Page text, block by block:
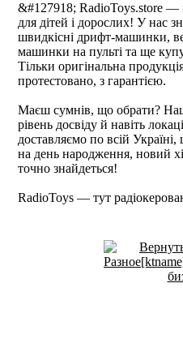
&#127918; RadioToys.store —
для дітей і дорослих! У нас
швидкісні дрифт-машинки,
машинки на пульті та ще
Тільки оригінальна
протестовано, з гарантією.
Маєш сумнів, що обрати?
рівень досвіду й навіть
доставляємо по всій
на день народження, новий
точно знайдеться!
RadioToys — тут